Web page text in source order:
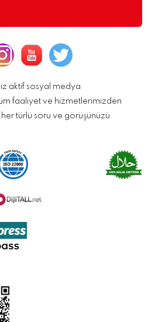
aktif sosyal medya
faaliyet ve hizmetlerimizden
türlü soru ve görüşünüzü